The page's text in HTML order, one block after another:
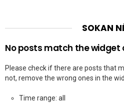
SOKAN
No posts match the widget
Please check if there are posts that
not, remove the wrong ones in the
Time range: all